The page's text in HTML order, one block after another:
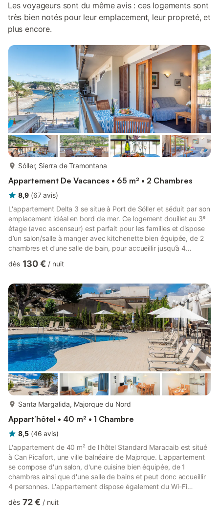
Les voyageurs sont du même avis : ces logements sont
très bien notés pour leur emplacement, leur propreté, et
plus encore.
Sóller, Sierra de Tramontana
Appartement De Vacances • 65 m² • 2 Chambres
8,9 (67 avis)
L'appartement Delta 3 se situe à Port de Sóller et séduit par son
emplacement idéal en bord de mer. Ce logement douillet au 3ᵉ
étage (avec ascenseur) est parfait pour les familles et dispose
d’un salon/salle à manger avec kitchenette bien équipée, de 2
chambres et d’une salle de bain, pour accueillir jusqu’à 4
climatisation, une télévision, un lit bébé et une chaise haute. Le
repas tout en profitant d’une vue partielle sur la colline et la mer.
Un supermarché se tro...
dès 130 € / nuit
Santa Margalida, Majorque du Nord
Appart’hôtel • 40 m² • 1 Chambre
8,5 (46 avis)
L'appartement de 40 m² de l'hôtel Standard Maracaib est situé
à Can Picafort, une ville balnéaire de Majorque. L'appartement
se compose d'un salon, d'une cuisine bien équipée, de 1
chambres ainsi que d'une salle de bains et peut donc accueillir
4 personnes. L'appartement dispose également du Wi-Fi
télévision par satellite. Les enfants sont autorisés et un lit bébé
dès 72 € / nuit